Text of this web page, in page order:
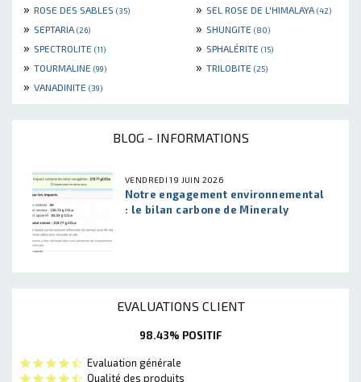
» ROSE DES SABLES (35) » SEL ROSE DE L'HIMALAYA (42)
» SEPTARIA (26) » SHUNGITE (80)
» SPECTROLITE (11) » SPHALÉRITE (15)
» TOURMALINE (99) » TRILOBITE (25)
» VANADINITE (39)
BLOG - INFORMATIONS
VENDREDI 19 JUIN 2026
Notre engagement environnemental
: le bilan carbone de Mineraly
EVALUATIONS CLIENT
98.43% POSITIF
Evaluation générale
Qualité des produits